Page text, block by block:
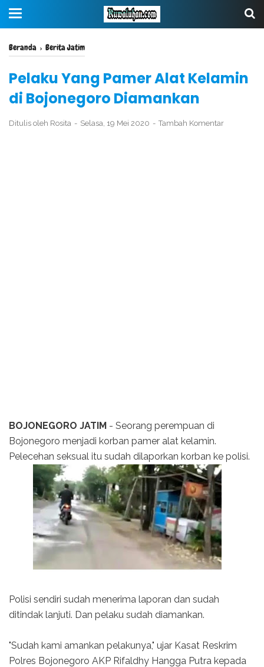
Beranda › Berita Jatim
Pelaku Yang Pamer Alat Kelamin
di Bojonegoro Diamankan
Ditulis oleh Rosita Selasa, 19 Mei 2020 Tambah Komentar
BOJONEGORO JATIM - Seorang perempuan di
Bojonegoro menjadi korban pamer alat kelamin.
Pelecehan seksual itu sudah dilaporkan korban ke polisi.
Polisi sendiri sudah menerima laporan dan sudah
ditindak lanjuti. Dan pelaku sudah diamankan.
"Sudah kami amankan pelakunya," ujar Kasat Reskrim
Polres Bojonegoro AKP Rifaldhy Hangga Putra kepada